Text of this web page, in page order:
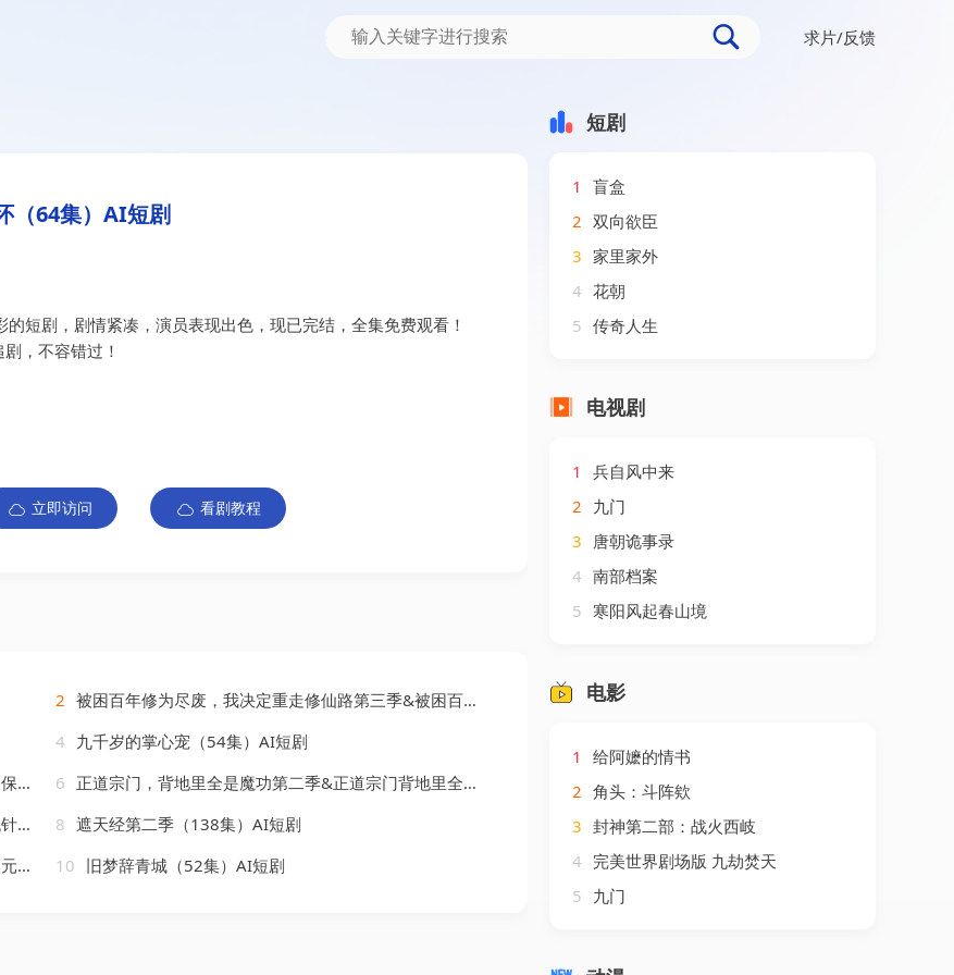
求片/反馈
（64集）AI短剧
短剧，剧情紧凑，演员表现出色，现已完结，全集免费观看！
，不容错过！
立即访问 看剧教程
2 被困百年修为尽废，我决定重走修仙路第三季&被困百年修为尽废我决定重走修仙路第三季（100集）AI短剧
4 九千岁的掌心宠（54集）AI短剧
剧 6 正道宗门，背地里全是魔功第二季&正道宗门背地里全是魔功第二季（130集）AI短剧
剧 8 遮天经第二季（138集）AI短剧
剧 10 旧梦辞青城（52集）AI短剧
短剧
1
盲盒
2 双向欲臣
3 家里家外
4 花朝
5 传奇人生
电视剧
1
兵自风中来
2 九门
3 唐朝诡事录
4 南部档案
5 寒阳风起春山境
电影
1
给阿嬷的情书
2 角头：斗阵欸
3 封神第二部：战火西岐
4 完美世界剧场版 九劫焚天
5 九门